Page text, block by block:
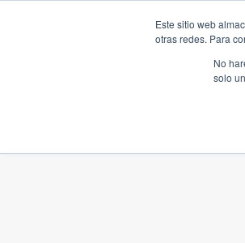
Este sitio web
otras redes. Para
No
solo